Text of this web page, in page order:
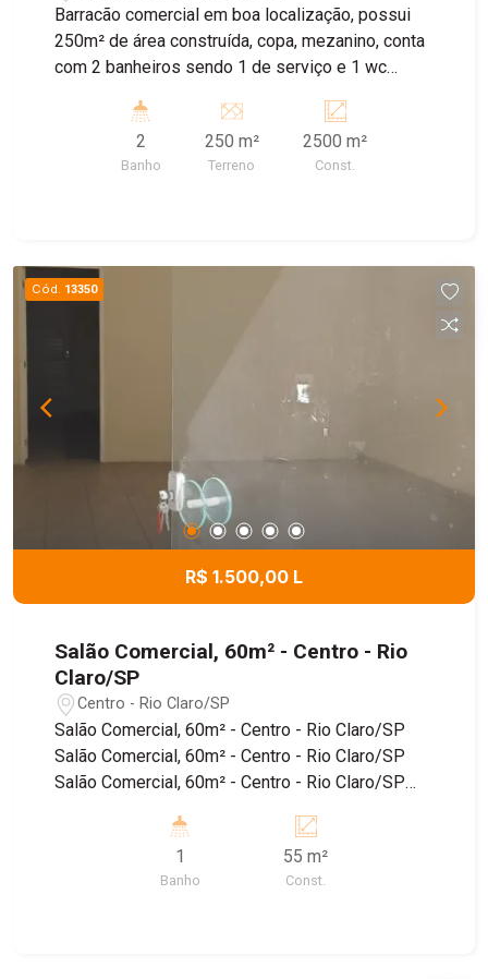
Barracão comercial em boa localização, possui
250m² de área construída, copa, mezanino, conta
com 2 banheiros sendo 1 de serviço e 1 wc
2
Banho
250 m²
Terreno
2500 m²
Const.
Cód. 13350
R$ 1.500,00 L
Salão Comercial, 60m² - Centro - Rio
Claro/SP
Centro - Rio Claro/SP
Salão Comercial, 60m² - Centro - Rio Claro/SP
Salão Comercial, 60m² - Centro - Rio Claro/SP
Salão Comercial, 60m² - Centro - Rio Claro/SP
Salão Comercial, 60m² - Centro - Rio Claro/SP
1
Banho
55 m²
Const.